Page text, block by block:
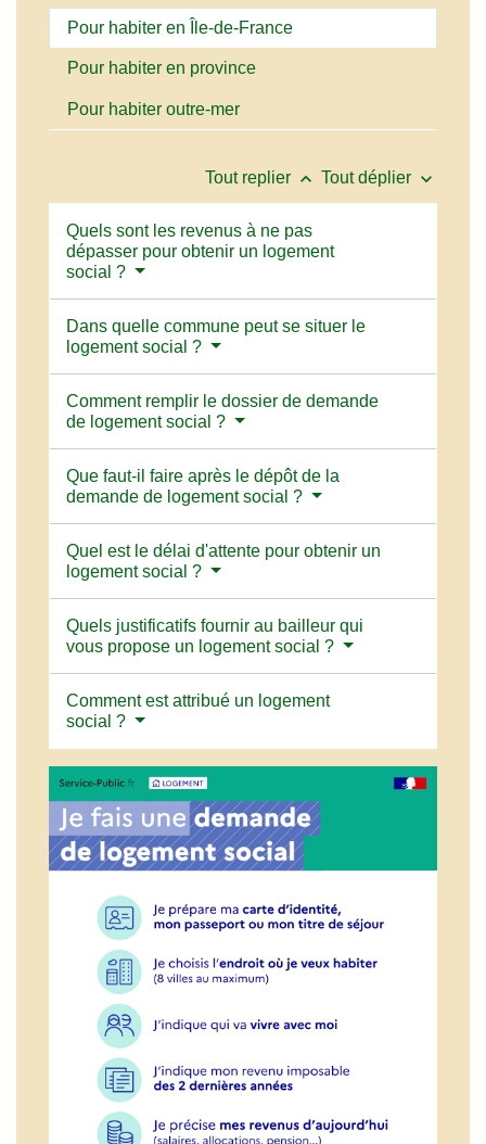
Pour habiter en Île-de-France
Pour habiter en province
Pour habiter outre-mer
Tout replier keyboard_arrow_up Tout déplier keyboard_arrow_down
Quels sont les revenus à ne pas
dépasser pour obtenir un logement
social ?
Dans quelle commune peut se situer le
logement social ?
Comment remplir le dossier de demande
de logement social ?
Que faut-il faire après le dépôt de la
demande de logement social ?
Quel est le délai d'attente pour obtenir un
logement social ?
Quels justificatifs fournir au bailleur qui
vous propose un logement social ?
Comment est attribué un logement
social ?